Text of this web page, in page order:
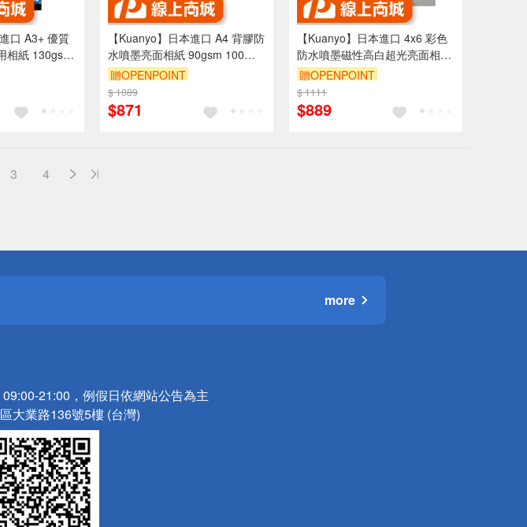
口 A3+ 優質
相紙 130gsm
【Kuanyo】日本進口 A4 背膠防
水噴墨亮面相紙 90gsm 100張 /
包 DST90
贈OPENPOINT
$ 1089
$871
【Kuanyo】日本進口 4x6 彩色
防水噴墨磁性高白超光亮面相紙
170gsm 100張 /包 CX170
贈OPENPOINT
$ 1111
$889
3 4
more
21:00，例假日依網站公告為主
大業路136號5樓 (台灣)